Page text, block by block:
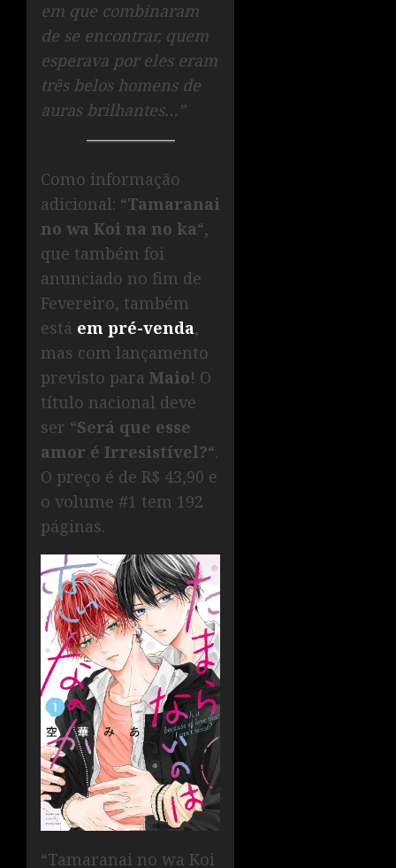
em que combinaram
de se encontrar, quem
esperava por eles eram
três belos homens de
auras brilhantes…”
Como informação
adicional: “Tamaranai
no wa Koi na no ka“,
que também foi
anunciado no fim de
Fevereiro, também
está em pré-venda,
mas com lançamento
previsto para Maio! O
título nacional deve
ser “Será que esse
amor é Irresistível?“.
O preço é de R$ 43,90 e
o volume #1 tem 192
páginas.
“Tamaranai no wa Koi